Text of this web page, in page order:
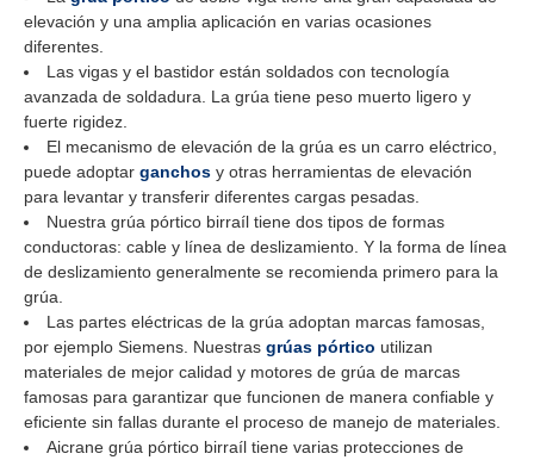
elevación y una amplia aplicación en varias ocasiones
diferentes.
Las vigas y el bastidor están soldados con tecnología
avanzada de soldadura. La grúa tiene peso muerto ligero y
fuerte rigidez.
El mecanismo de elevación de la grúa es un carro eléctrico,
puede adoptar ganchos y otras herramientas de elevación
para levantar y transferir diferentes cargas pesadas.
Nuestra grúa pórtico birraíl tiene dos tipos de formas
conductoras: cable y línea de deslizamiento. Y la forma de línea
de deslizamiento generalmente se recomienda primero para la
grúa.
Las partes eléctricas de la grúa adoptan marcas famosas,
por ejemplo Siemens. Nuestras grúas pórtico utilizan
materiales de mejor calidad y motores de grúa de marcas
famosas para garantizar que funcionen de manera confiable y
eficiente sin fallas durante el proceso de manejo de materiales.
Aicrane grúa pórtico birraíl tiene varias protecciones de